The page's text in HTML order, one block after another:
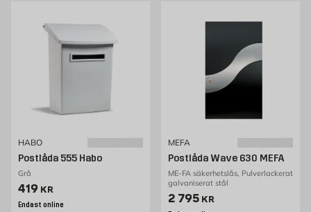
HABO
Postlåda 555 Habo
Grå
Pris 419 kr
419 KR
Endast online
MEFA
Postlåda Wave 630 MEFA
ME-FA säkerhetslås, Pulverlackerat
galvaniserat stål
Pris 2795 kr
2 795 KR